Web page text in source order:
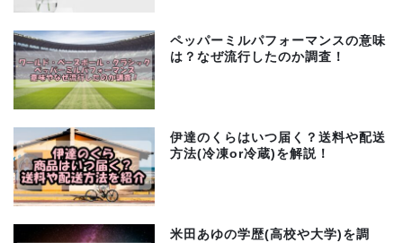
ペッパーミルパフォーマンスの意味
は？なぜ流行したのか調査！
伊達のくらはいつ届く？送料や配送
方法(冷凍or冷蔵)を解説！
米田あゆの学歴(高校や大学)を調